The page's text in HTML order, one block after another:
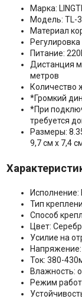
Марка:
Модель: TL-
Материал
Питание:
Дистанция
метров
Количество
*Громкий
*При
требуется
Размеры:
9,7 см х 7,4
Исполнение:
Тип
Способ
Цвет:
Усилие на
Напряжение:
Ток: 380-
Влажность:
Режим